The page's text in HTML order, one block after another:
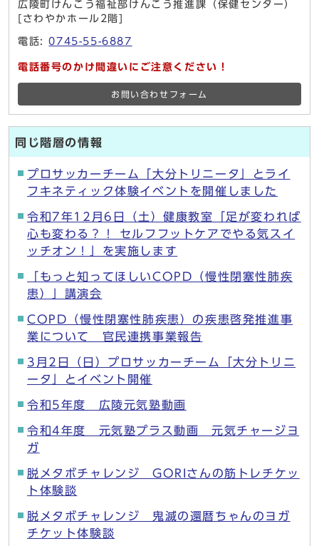
広陵町けんこう福祉部けんこう推進課（保健センター）
[さわやかホール2階]
電話:0745-55-6887
電話番号のかけ間違いにご注意ください！
お問い合わせフォーム
同じ階層の情報
プロサッカーチーム「大分トリニータ」とライ
フキネティック体験イベントを開催しました
令和7年12月6日（土）健康教室「足が変われば
心も変わる？！ セルフフットケアでやる気スイ
ッチオン！」を実施します
「もっと知ってほしいCOPD（慢性閉塞性肺疾
患）」講演会
COPD（慢性閉塞性肺疾患）の疾患啓発推進事
業について 官民連携事業報告
3月2日（日）プロサッカーチーム「大分トリニ
ータ」とイベント開催
令和5年度 広陵元気塾動画
令和4年度 元気塾プラス動画 元気チャージヨ
ガ
脱メタボチャレンジ GORIさんの筋トレチケッ
ト体験談
脱メタボチャレンジ 鬼滅の還暦ちゃんのヨガ
チケット体験談